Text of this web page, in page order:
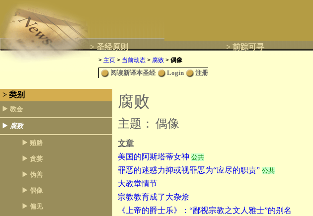
> 圣经原则 > 前踪可寻
> 主页 > 当前动态 > 腐败 > 偶像
阅读新译本圣经 Login 注册
> 类别
教会
腐败
贿赂
贪婪
伪善
偶像
偏见
腐败
主题： 偶像
文章
美国的阿斯塔蒂女神 公共
罪恶的迷惑力抑或视罪恶为“应尽的职责” 公共
大教堂情节
宗教教育成了大杂烩
《上帝的爵士乐》：“鄙视宗教之文人雅士”的别名